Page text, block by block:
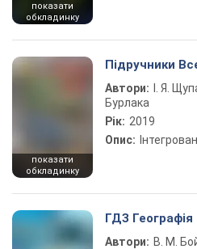
показати
обкладинку
показати
обкладинку
Підручники
Автори:
І. Я.
Бурлака
Рік: 2019
Опис:
ГДЗ Географія
Автори: В. М.